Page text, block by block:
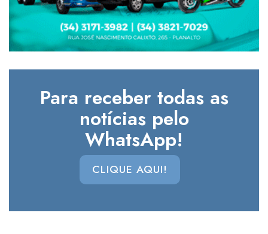
Para receber todas as
notícias pelo
WhatsApp!
CLIQUE AQUI!